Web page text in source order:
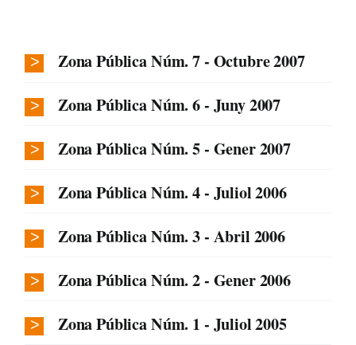
Zona Pública Núm. 7 - Octubre 2007
Zona Pública Núm. 6 - Juny 2007
Zona Pública Núm. 5 - Gener 2007
Zona Pública Núm. 4 - Juliol 2006
Zona Pública Núm. 3 - Abril 2006
Zona Pública Núm. 2 - Gener 2006
Zona Pública Núm. 1 - Juliol 2005